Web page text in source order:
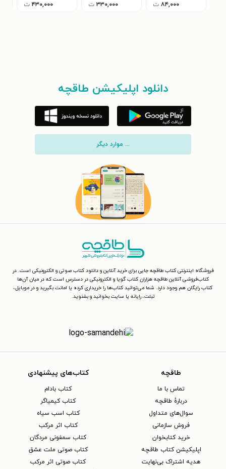
۸۴,۰۰۰ ت ۳۳۰,۰۰۰ ت ۴۳۰,۰۰۰ ت
دانلود اپلیکیشن طاقچه
... موارد دیگر
فروشگاه اینترنتی کتاب طاقچه جایی برای خرید آنلاین و دانلود کتاب صوتی و الکترونیکی است. در
کتاب‌فروشی آنلاین طاقچه هزاران کتاب گویا و الکترونیکی در دسترس است که در میان آن‌ها
کتاب رایگان هم وجود دارد. شما می‌توانید کتاب‌ها را خریداری کرده یا امانت بگیرید و در موبایل،
تبلت، رایانه یا سایت بخوانید و بشنوید.
طاقچه
تماس با ما
دربارهٔ طاقچه
سوال‌های متداول
فروش سازمانی
خرید کتابخوان
اپلیکیشن کتاب طاقچه
هدیه اشتراک بی‌نهایت
کتاب‌های پیشنهادی
کتاب بادام
کتاب کیمیاگر
کتاب اسب سیاه
کتاب اثر مرکب
کتاب سمفونی مردگان
کتاب صوتی ملت عشق
کتاب صوتی اثر مرکب